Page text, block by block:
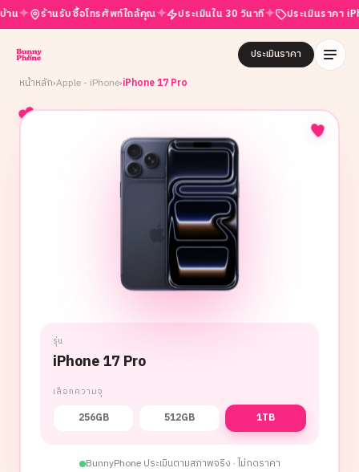
ร้านรับซื้อโทรศัพท์ใกล้คุณ✦ ประเมินใน 30 วินาที ✦ ประเมินราคา
ประเมินราคา
หน้าหลัก›Apple - iPhone›iPhone 17 Pro
รุ่น
iPhone 17 Pro
เลือกความจุ
256GB 512GB 1TB
BunnyPhone ประเมินตามสภาพจริง · ไม่กดราคา